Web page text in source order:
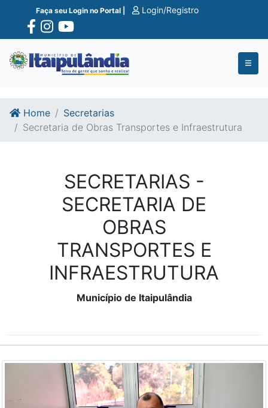
Ir para o conte�do
Ir para o fim do conte�do
Faça seu Login no Portal | Login/Registro
Home
Secretarias
Secretaria de Obras Transportes e Infraestrutura
SECRETARIAS -
SECRETARIA DE
OBRAS
TRANSPORTES E
INFRAESTRUTURA
Município de Itaipulândia